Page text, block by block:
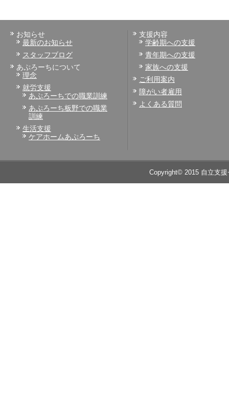
お知らせ
最新のお知らせ
スタッフブログ
あぷろーちについて
理念
就労支援
あぷろーちでの職業訓練
あぷろーち板野での職業
訓練
生活支援
ケアホームあぷろーち
支援内容
学齢期への支援
青年期への支援
家族への支援
ご利用案内
障がい者雇用
よくある質問
Copyright© 2015 自立支